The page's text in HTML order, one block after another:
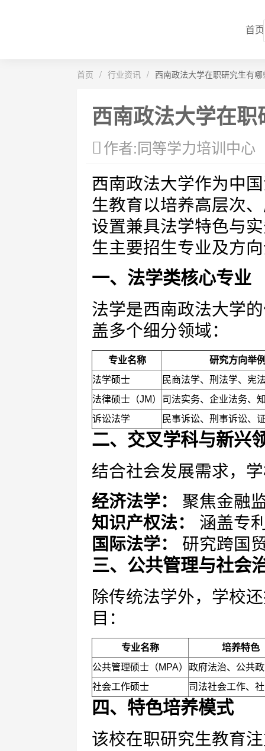
首页
首页 / 行业资讯 / 西南政法大学在职研究生有
西南政法大学在
作者:同等学力培训中心
西南政法大学作为中
生教育以培养高层次
设置兼具法学特色与
生主要招生专业及方
一、法学类核心专业
法学是西南政法大学
盖多个细分领域：
专业名称
研究方向举
法学硕士
民商法学、刑法学、宪
法律硕士（JM）
司法实务、企业法务、
诉讼法学
民事诉讼、刑事诉讼、
二、交叉学科与新兴
结合社会发展需求，
经济法学：
聚焦金融
知识产权法：
涵盖专
国际法学：
研究跨国
三、公共管理与社会
除传统法学外，学校
目：
专业名称
培养特色
公共管理硕士（MPA） 政府法治、公共
社会工作硕士
司法社会工作、
四、特色培养模式
该校在职研究生教育